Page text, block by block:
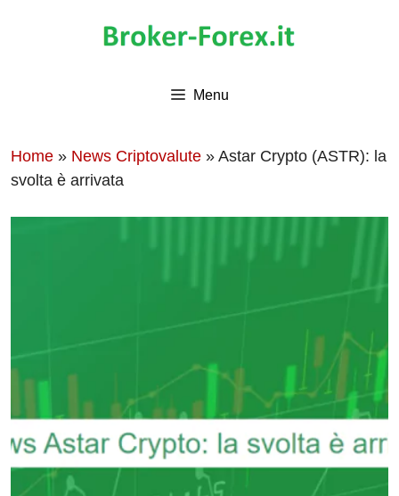
Menu
Home » News Criptovalute » Astar Crypto (ASTR): la
svolta è arrivata